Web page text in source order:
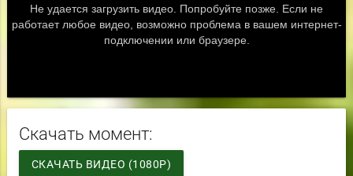
Скачать момент:
СКАЧАТЬ ВИДЕО (1080P)